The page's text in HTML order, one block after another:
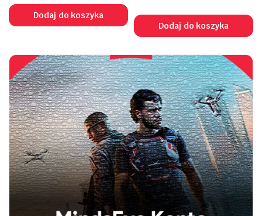
Dodaj do koszyka
Dodaj do koszyka